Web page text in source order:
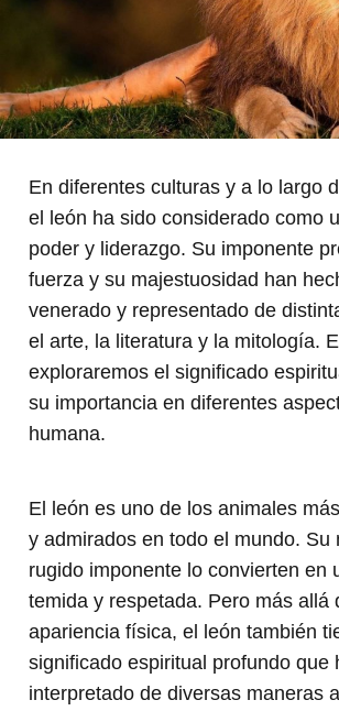
En diferentes culturas y a lo largo
el león ha sido considerado como
poder y liderazgo. Su imponente
fuerza y su majestuosidad han
venerado y representado de
el arte, la literatura y la mitología.
exploraremos el significado
su importancia en diferentes
humana.
El león es uno de los animales
y admirados en todo el mundo. Su
rugido imponente lo convierten en
temida y respetada. Pero más allá
apariencia física, el león también
significado espiritual profundo que
interpretado de diversas maneras